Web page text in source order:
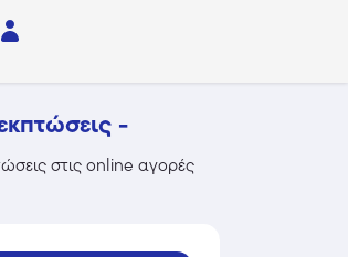
-
στις online αγορές